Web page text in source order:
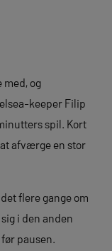
med, og
keeper Filip
spil. Kort
afværge en stor
flere gange om
i den anden
pausen.